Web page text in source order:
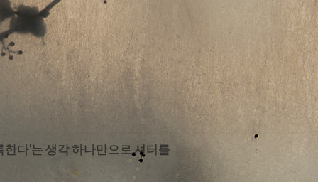
다'는 생각 하나만으로 셔터를